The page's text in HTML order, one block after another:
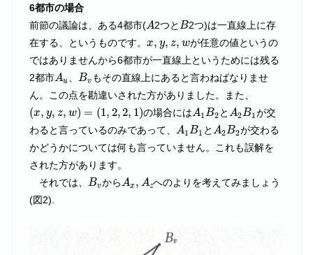
6都市の場合
前節の議論は、ある4都市(A
A2つとB
B2つ)は一直線上に存
在する、というものです。x, y, z, w
x y, z,w が任意の値というの
ではありませんから6都市が一直線上というためには残る
2都市Au
A 、Bv
Bv もその直線上にあると言わねばなりませ
ん。この点を勘違いされた方がありました。また、
(x, y, z, w) = (1, 2,2, 1)
( = 2, ,1 ) の場合にはA1B2
A B2 とA2B1
A B1 が交
わると言っているのみであって、A1B1
A B1 とA2B2
A B2 が交わる
かどうかについては何も言っていません。これも誤解を
された方があります。
それでは、Bv
Bv からAx , Az
A Az へのよりを考えてみましょう
(図2).